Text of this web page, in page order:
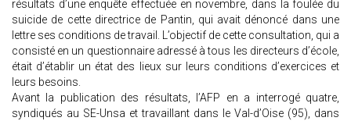
résultats d’une enquête effectuée en novembre, dans la foulée du
suicide de cette directrice de Pantin, qui avait dénoncé dans une
lettre ses conditions de travail. L’objectif de cette consultation, qui a
consisté en un questionnaire adressé à tous les directeurs d’école,
était d’établir un état des lieux sur leurs conditions d’exercices et
leurs besoins.
Avant la publication des résultats, l’AFP en a interrogé quatre,
syndiqués au SE-Unsa et travaillant dans le Val-d’Oise (95), dans